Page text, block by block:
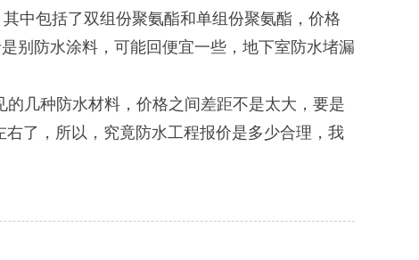
中包括了双组份聚氨酯和单组份聚氨酯，价格
别防水涂料，可能回便宜一些，地下室防水堵漏
几种防水材料，价格之间差距不是太大，要是
了，所以，究竟防水工程报价是多少合理，我